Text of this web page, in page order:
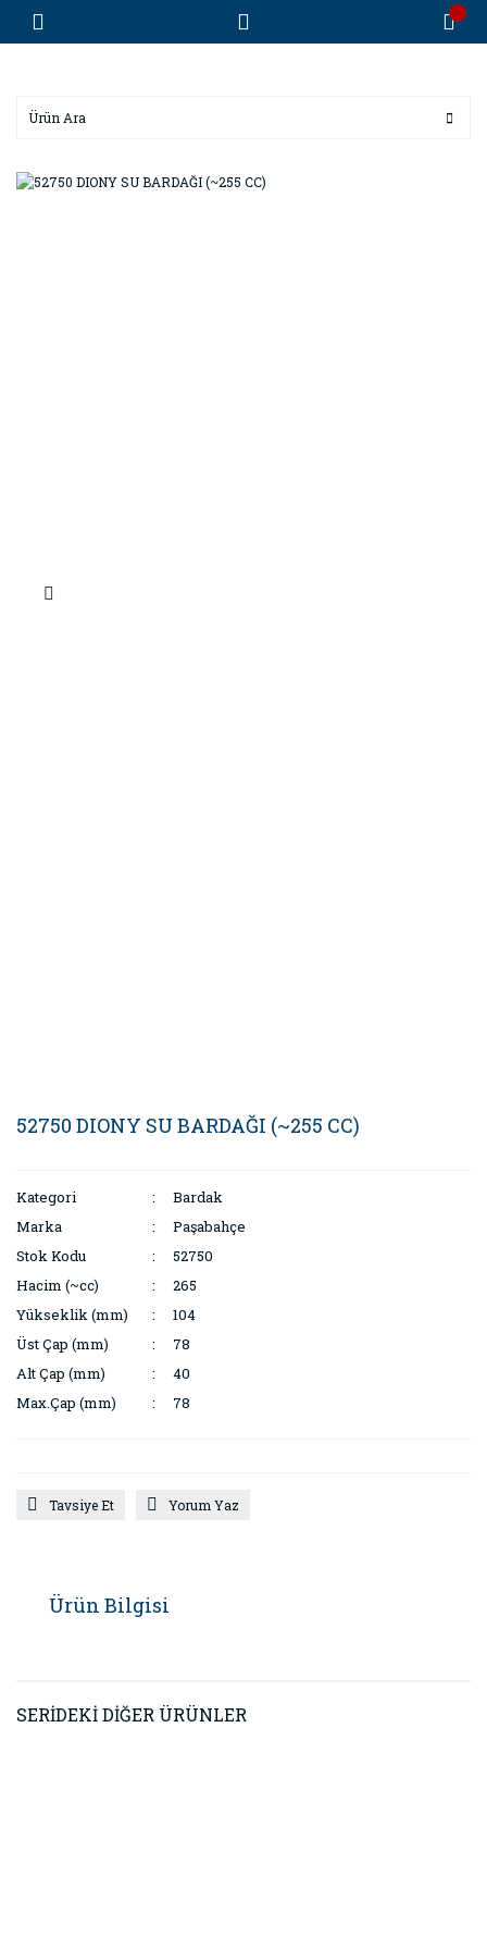
52750 DIONY SU BARDAĞI (~255 CC)
Kategori
Bardak
Marka
Paşabahçe
Stok Kodu
52750
Hacim (~cc)
265
Yükseklik (mm)
104
Üst Çap (mm)
78
Alt Çap (mm)
40
Max.Çap (mm)
78
Tavsiye Et Yorum Yaz
Ürün Bilgisi
SERİDEKİ DİĞER ÜRÜNLER